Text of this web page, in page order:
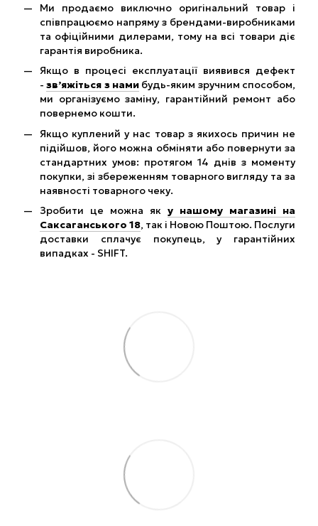
Ми продаємо виключно оригінальний товар і
співпрацюємо напряму з брендами-виробниками
та офіційними дилерами, тому на всі товари діє
гарантія виробника.
Якщо в процесі експлуатації виявився дефект
-зв’яжіться з нами будь-яким зручним способом,
ми організуємо заміну, гарантійний ремонт або
повернемо кошти.
Якщо куплений у нас товар з якихось причин не
підійшов, його можна обміняти або повернути за
стандартних умов: протягом 14 днів з моменту
покупки, зі збереженням товарного вигляду та за
наявності товарного чеку.
Зробити це можна як у нашому магазині на
Саксаганського 18, так і Новою Поштою. Послуги
доставки сплачує покупець, у гарантійних
випадках - SHIFT.